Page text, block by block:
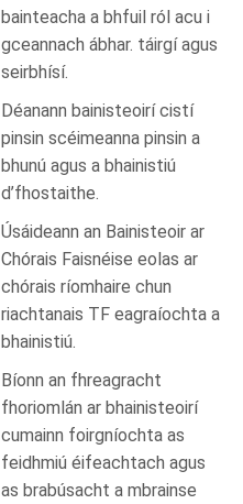
bainteacha a bhfuil ról acu i
gceannach ábhar. táirgí agus
seirbhísí.
Déanann bainisteoirí cistí
pinsin scéimeanna pinsin a
bhunú agus a bhainistiú
d’fhostaithe.
Úsáideann an Bainisteoir ar
Chórais Faisnéise eolas ar
chórais ríomhaire chun
riachtanais TF eagraíochta a
bhainistiú.
Bíonn an fhreagracht
fhoriomlán ar bhainisteoirí
cumainn foirgníochta as
feidhmiú éifeachtach agus
as brabúsacht a mbrainse